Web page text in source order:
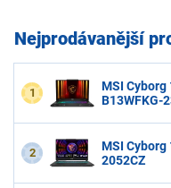
Nejprodávanější
1
MSI Cyborg
B13WFKG-
2
MSI Cyborg
2052CZ